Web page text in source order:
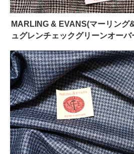
MARLING & EVANS(マーリング
ュグレンチェックグリーンオー